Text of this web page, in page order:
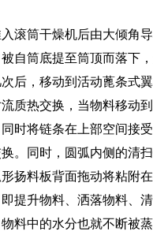
筒干燥机后由大倾角
自筒底提至筒顶而落下
后，移动到活动蓖条式
质热交换，当物料移动
时将链条在上部空间接
。同时，圆弧内侧的清
扬料板背面拖动将粘附
提升物料、洒落物料、
料中的水分也就不断被